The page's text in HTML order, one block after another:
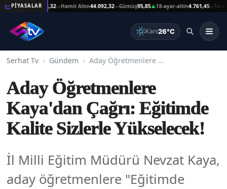
PİYASALAR
Altın44.092,32 —Hamit Altın44.092,32—Gümüş95,85▲18-ayar-altin4.761,45—14-ayar-
Kars26°C
Serhat Tv Gündem Aday Öğretmenlere Kaya'dan Çağrı: Eğitimde Kalite Sizlerle Yükselecek!
Aday Öğretmenlere
Kaya'dan Çağrı: Eğitimde
Kalite Sizlerle Yükselecek!
İl Milli Eğitim Müdürü Nevzat Kaya,
aday öğretmenlere "Eğitimde